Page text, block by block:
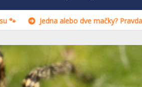
ich správne zoznámiť bez stresu 🐾